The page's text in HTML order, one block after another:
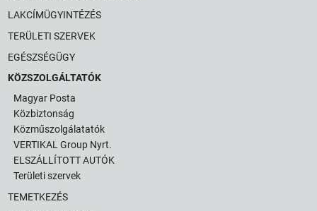
LAKCÍMÜGYINTÉZÉS
TERÜLETI SZERVEK
EGÉSZSÉGÜGY
KÖZSZOLGÁLTATÓK
Magyar Posta
Közbiztonság
Közműszolgálatatók
VERTIKAL Group Nyrt.
ELSZÁLLÍTOTT AUTÓK
Területi szervek
TEMETKEZÉS